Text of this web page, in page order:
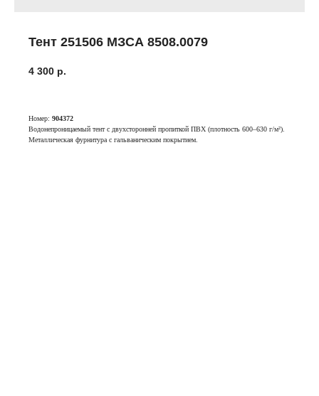
Тент 251506 МЗСА 8508.0079
4 300 р.
Номер: 904372
Водонепроницаемый тент с двухсторонней пропиткой ПВХ (плотность 600–630 г/м²).
Металлическая фурнитура с гальваническим покрытием.